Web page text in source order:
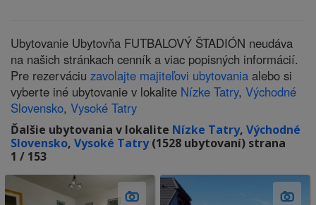
Ubytovanie Ubytovňa FUTBALOVÝ ŠTADIÓN neudáva
na našich stránkach cenník a viac popisných informácií.
Pre rezerváciu zavolajte majiteľovi ubytovania alebo si
vyberte iné ubytovanie v lokalite Nízke Tatry, Východné
Slovensko, Vysoké Tatry
Ďalšie ubytovania v lokalite Nízke Tatry, Východné
Slovensko, Vysoké Tatry(1528 ubytovaní) strana
1 / 153